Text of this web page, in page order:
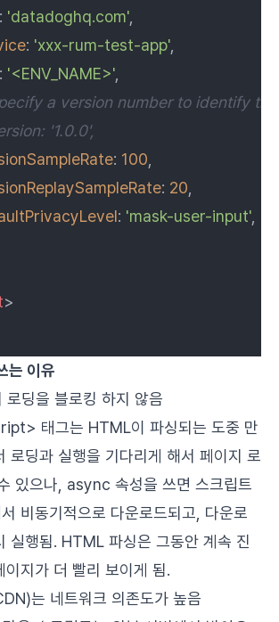
: 'datadoghq.com'
: 'xxx-rum-test-app'
: '<ENV_NAME>'
a version number to identify
'1.0.0',
: 100
: 20
: 'mask-user-input'
>
는 이유
딩을 블로킹 하지 않음
태그는 HTML이 파싱되는 도중 만
로딩과 실행을 기다리게 해서 페이지 로
있으나, async 속성을 쓰면 스크립트
비동기적으로 다운로드되고, 다운로
실행됨. HTML 파싱은 그동안 계속 진
이지가 더 빨리 보이게 됨.
는 네트워크 의존도가 높음